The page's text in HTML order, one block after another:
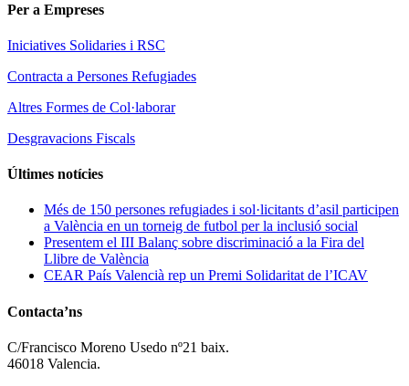
Per a Empreses
Iniciatives Solidaries i RSC
Contracta a Persones Refugiades
Altres Formes de Col·laborar
Desgravacions Fiscals
Últimes notícies
Més de 150 persones refugiades i sol·licitants d’asil participen
a València en un torneig de futbol per la inclusió social
Presentem el III Balanç sobre discriminació a la Fira del
Llibre de València
CEAR País Valencià rep un Premi Solidaritat de l’ICAV
Contacta’ns
C/Francisco Moreno Usedo nº21 baix.
46018 Valencia.